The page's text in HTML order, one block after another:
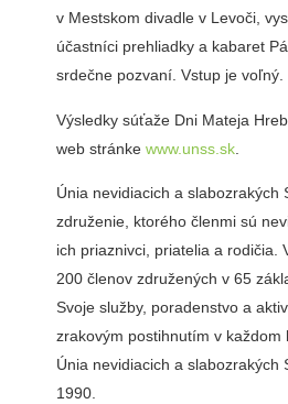
v Mestskom divadle v Levoči,
účastníci prehliadky a kabaret
srdečne pozvaní. Vstup je voľný.
Výsledky súťaže Dni Mateja
web stránke www.unss.sk.
Únia nevidiacich a slabozrakých
združenie, ktorého členmi sú
ich priaznivci, priatelia a rodičia.
200 členov združených v 65
Svoje služby, poradenstvo a
zrakovým postihnutím v každom
Únia nevidiacich a slabozrakých
1990.